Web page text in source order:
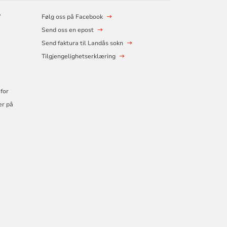
på
Følg oss på Facebook
Send oss en epost
Send faktura til Landås sokn
Tilgjengelighetserklæring